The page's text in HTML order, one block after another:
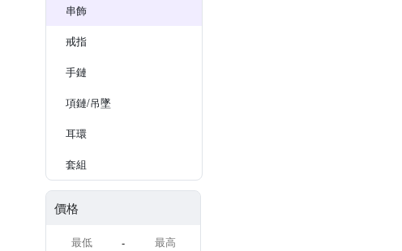
串飾
戒指
手鏈
項鏈/吊墜
耳環
套組
價格
-